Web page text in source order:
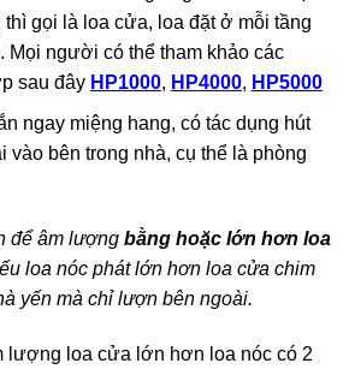
thì gọi là loa cửa, loa đặt ở mỗi tầng
Mọi người có thể tham khảo các
sau đây HP1000, HP4000, HP5000
ngay miệng hang, có tác dụng hút
vào bên trong nhà, cụ thể là phòng
để âm lượng bằng hoặc lớn hơn loa
loa nóc phát lớn hơn loa cửa chim
yến mà chỉ lượn bên ngoài.
lượng loa cửa lớn hơn loa nóc có 2